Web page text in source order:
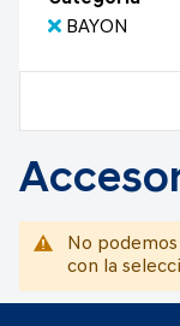
BAYON
No
con la